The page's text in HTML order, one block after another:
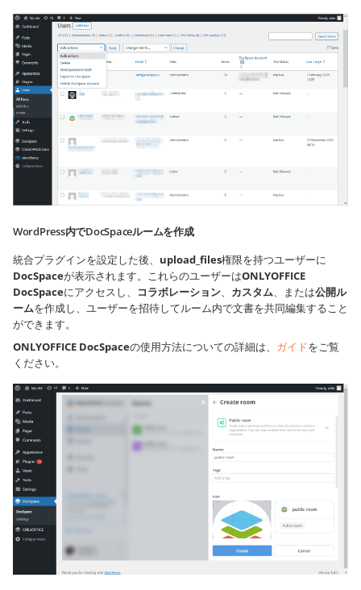
WordPress内でDocSpaceルームを作成
統合プラグインを設定した後、 upload_files権限を持つユーザーに
DocSpaceが表示されます。これらのユーザーはONLYOFFICE
DocSpaceにアクセスし、 コラボレーション、 カスタム、または公開ル
ームを作成し、ユーザーを招待してルーム内で文書を共同編集すること
ができます。
ONLYOFFICE DocSpaceの使用方法についての詳細は、 ガイドをご覧
ください。